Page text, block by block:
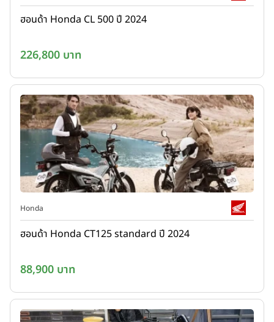
ฮอนด้า Honda CL 500 ปี 2024
226,800 บาท
Honda
ฮอนด้า Honda CT125 standard ปี 2024
88,900 บาท